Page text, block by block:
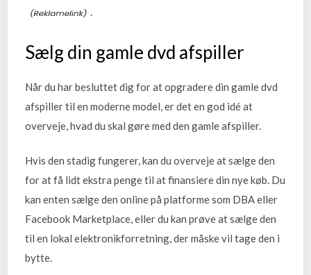
.
Sælg din gamle dvd afspiller
Når du har besluttet dig for at opgradere din gamle dvd
afspiller til en moderne model, er det en god idé at
overveje, hvad du skal gøre med den gamle afspiller.
Hvis den stadig fungerer, kan du overveje at sælge den
for at få lidt ekstra penge til at finansiere din nye køb. Du
kan enten sælge den online på platforme som DBA eller
Facebook Marketplace, eller du kan prøve at sælge den
til en lokal elektronikforretning, der måske vil tage den i
bytte.